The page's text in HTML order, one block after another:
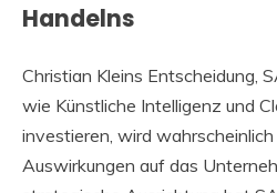
Handelns
Christian Kleins Entscheidung,
wie Künstliche Intelligenz und
investieren, wird
Auswirkungen auf das